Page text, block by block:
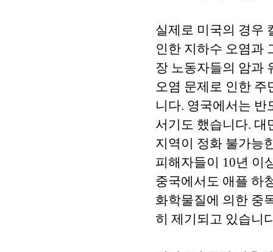
실제로 미국의 경우
인한 지하수 오염과
장 노동자들의 암과
오염 문제로 인한 주
니다. 영국에서는 반
서기도 했습니다. 대
지역이 정화 불가능
피해자들이 10년 이
중국에서도 애플 하
화학물질에 의한 중
히 제기되고 있습니